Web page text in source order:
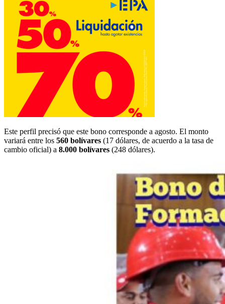
Este perfil precisó que este bono corresponde a agosto. El monto
variará entre los 560 bolívares (17 dólares, de acuerdo a la tasa de
cambio oficial) a 8.000 bolívares (248 dólares).